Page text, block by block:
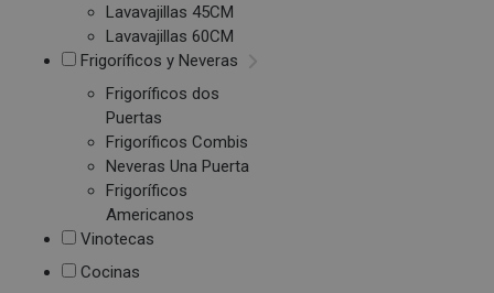
Lavavajillas 45CM
Lavavajillas 60CM
Frigoríficos y Neveras
Frigoríficos dos
Puertas
Frigoríficos Combis
Neveras Una Puerta
Frigoríficos
Americanos
Vinotecas
Cocinas